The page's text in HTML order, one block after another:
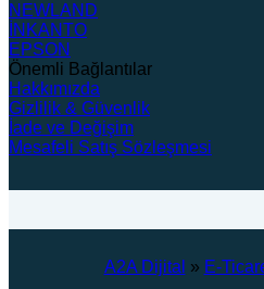
NEWLAND
İNKANTO
EPSON
Önemli Bağlantılar
Hakkımızda
Gizlilik & Güvenlik
İade ve Değişim
Mesafeli Satış Sözleşmesi
A2A Dijital » E-